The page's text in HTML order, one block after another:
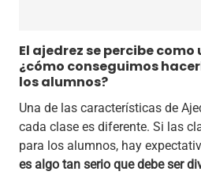
El ajedrez se percibe
¿cómo conseguimos
los alumnos?
Una de las características de
cada clase es diferente. Si las
para los alumnos, hay
es algo tan serio que debe ser